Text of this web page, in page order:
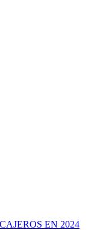
EN 2024